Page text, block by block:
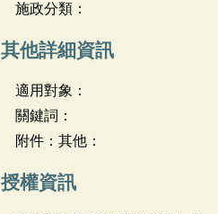
施政分類：
其他詳細資訊
適用對象：
關鍵詞：
附件：其他：
授權資訊